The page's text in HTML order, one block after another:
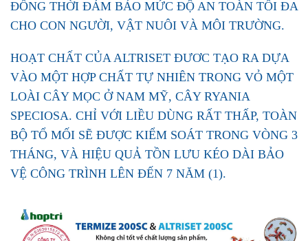
ĐỒNG THỜI ĐẢM BẢO MỨC ĐỘ AN TOÀN TỐI ĐA
CHO CON NGƯỜI, VẬT NUÔI VÀ MÔI TRƯỜNG.
HOẠT CHẤT CỦA ALTRISET ĐƯƠC TẠO RA DỰA
VÀO MỘT HỢP CHẤT TỰ NHIÊN TRONG VỎ MỘT
LOÀI CÂY MỌC Ở NAM MỸ, CÂY RYANIA
SPECIOSA. CHỈ VỚI LIỀU DÙNG RẤT THẤP, TOÀN
BỘ TỔ MỐI SẼ ĐƯỢC KIỂM SOÁT TRONG VÒNG 3
THÁNG, VÀ HIỆU QUẢ TỒN LƯU KÉO DÀI BẢO
VỆ CÔNG TRÌNH LÊN ĐẾN 7 NĂM (1).